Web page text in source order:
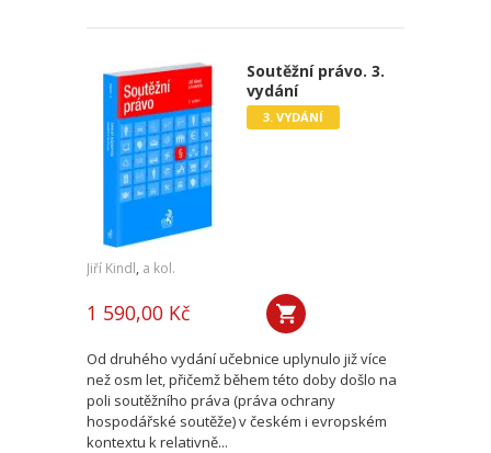
Soutěžní právo. 3.
vydání
3. VYDÁNÍ
Jiří Kindl, a kol.
1 590,00 Kč
Od druhého vydání učebnice uplynulo již více
než osm let, přičemž během této doby došlo na
poli soutěžního práva (práva ochrany
hospodářské soutěže) v českém i evropském
kontextu k relativně...